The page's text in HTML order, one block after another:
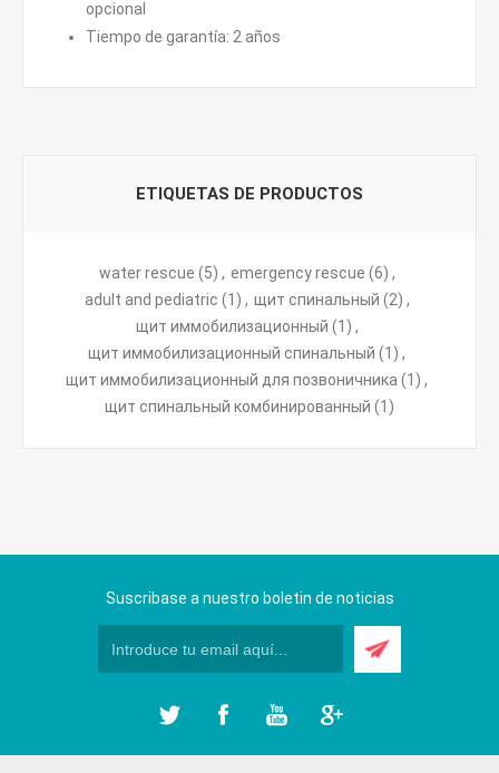
opcional
Tiempo de garantía: 2 años
ETIQUETAS DE PRODUCTOS
water rescue (5) , emergency rescue (6) ,
adult and pediatric (1) , щит спинальный (2) ,
щит иммобилизационный (1) ,
щит иммобилизационный спинальный (1) ,
щит иммобилизационный для позвоничника (1) ,
щит спинальный комбинированный (1)
Suscribase a nuestro boletin de noticias